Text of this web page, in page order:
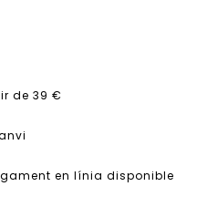
de 39 €
en línia disponible